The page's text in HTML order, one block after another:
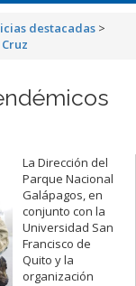
destacadas >
La Dirección del
Parque Nacional
Galápagos, en
conjunto con la
Universidad San
Francisco de
Quito y la
organización